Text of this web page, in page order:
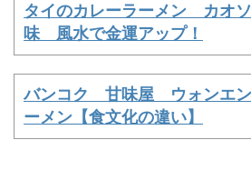
タイのカレーラーメン カオ
味 風水で金運アップ！
バンコク 甘味屋 ウォンエ
ーメン【食文化の違い】